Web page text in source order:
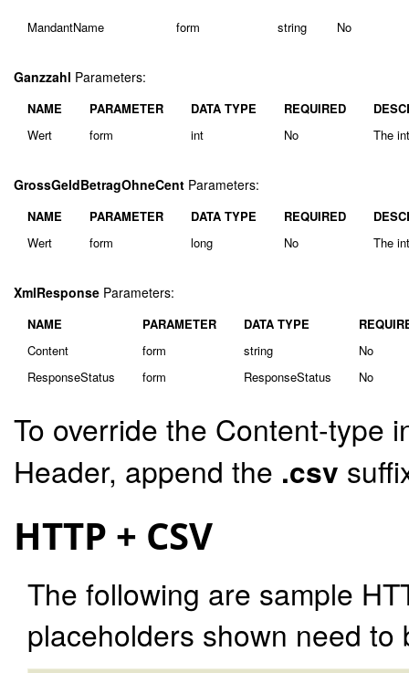
MandantName form string No
Ganzzahl Parameters:
NAME PARAMETER DATA TYPE REQUIRED
Wert
form int No The
GrossGeldBetragOhneCent Parameters:
NAME PARAMETER DATA TYPE REQUIRED
Wert
form long No The
XmlResponse Parameters:
NAME PARAMETER DATA TYPE
Content
form string
No
ResponseStatus
form ResponseStatus No
To override the Content-type
Header, append the .csv
HTTP + CSV
The following are sample
placeholders shown need